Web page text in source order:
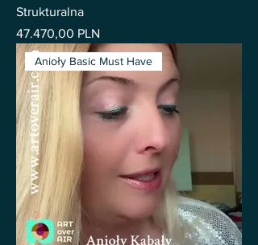
Strukturalna
Pris
47.470,00 PLN
Anioły Basic Must Have